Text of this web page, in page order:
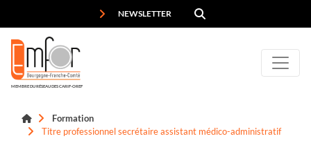
NEWSLETTER
MEMBRE DU RÉSEAU DES CARIF-OREF
Formation
Titre professionnel secrétaire assistant médico-administratif
Panneau de gestion des cookies